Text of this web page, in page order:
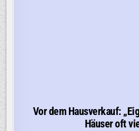
Vor dem Hausverkauf:
Häuser oft